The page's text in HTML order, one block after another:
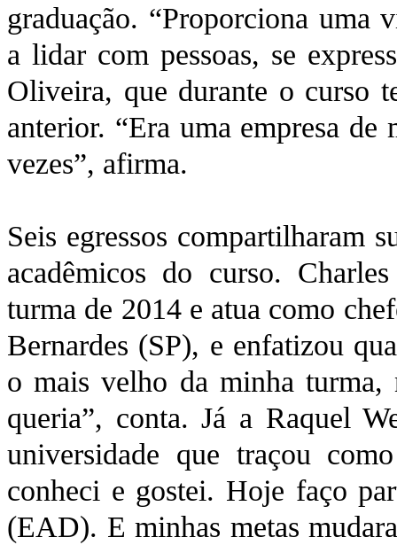
graduação. “Proporciona uma
a lidar com pessoas, se
Oliveira, que durante o curso
anterior. “Era uma empresa
vezes”, afirma.
Seis egressos compartilharam
acadêmicos do curso.
turma de 2014 e atua como
Bernardes (SP), e enfatizou
o mais velho da minha
queria”, conta. Já a Raquel
universidade que traçou
conheci e gostei. Hoje faço
(EAD). E minhas metas